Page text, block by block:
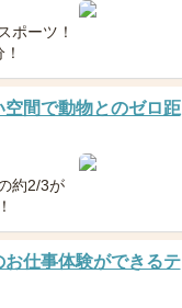
ポーツ！
間で動物とのゼロ距
約2/3が
仕事体験ができるテ